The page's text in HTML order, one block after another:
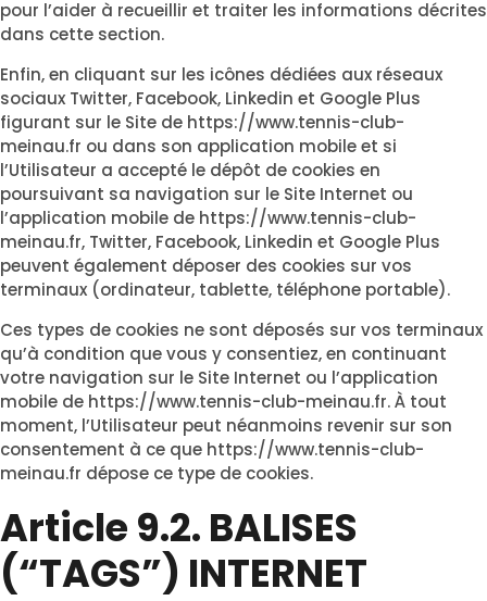
pour l’aider à recueillir et traiter les informations décrites
dans cette section.
Enfin, en cliquant sur les icônes dédiées aux réseaux
sociaux Twitter, Facebook, Linkedin et Google Plus
figurant sur le Site de https://www.tennis-club-
meinau.fr ou dans son application mobile et si
l’Utilisateur a accepté le dépôt de cookies en
poursuivant sa navigation sur le Site Internet ou
l’application mobile de https://www.tennis-club-
meinau.fr, Twitter, Facebook, Linkedin et Google Plus
peuvent également déposer des cookies sur vos
terminaux (ordinateur, tablette, téléphone portable).
Ces types de cookies ne sont déposés sur vos terminaux
qu’à condition que vous y consentiez, en continuant
votre navigation sur le Site Internet ou l’application
mobile de https://www.tennis-club-meinau.fr. À tout
moment, l’Utilisateur peut néanmoins revenir sur son
consentement à ce que https://www.tennis-club-
meinau.fr dépose ce type de cookies.
Article 9.2. BALISES
(“TAGS”) INTERNET